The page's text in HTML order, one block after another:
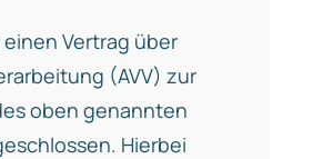
Vertrag über
(AVV) zur
oben genannten
Hierbei